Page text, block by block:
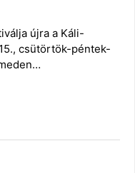
újra a Káli-
csütörtök-péntek-